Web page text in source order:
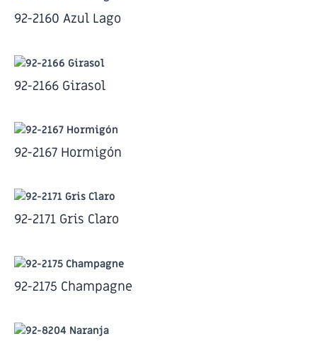
92-2160 Azul Lago
92-2166 Girasol
92-2167 Hormigón
92-2171 Gris Claro
92-2175 Champagne